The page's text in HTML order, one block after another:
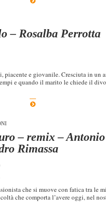
– Rosalba Perrotta
piacente e giovanile. Cresciuta in un
e quando il marito le chiede il
– remix – Antonio
Rimassa
che si muove con fatica tra le
che comporta l’avere oggi, nel